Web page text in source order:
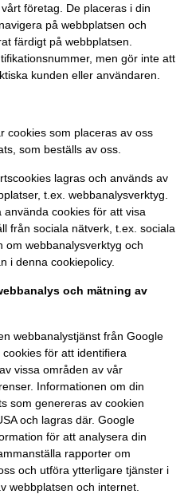
företag. De placeras i din
på webbplatsen och
färdigt på webbplatsen.
men gör inte att
kunden eller användaren.
cookies som placeras av oss
som beställs av oss.
lagras och används av
t.ex. webbanalysverktyg.
cookies för att visa
från sociala nätverk, t.ex. sociala
om webbanalysverktyg och
i denna cookiepolicy.
och mätning av
webbanalystjänst från Google
för att identifiera
vissa områden av vår
Informationen om din
som genereras av cookien
och lagras där. Google
för att analysera din
rapporter om
och utföra ytterligare tjänster i
webbplatsen och internet.